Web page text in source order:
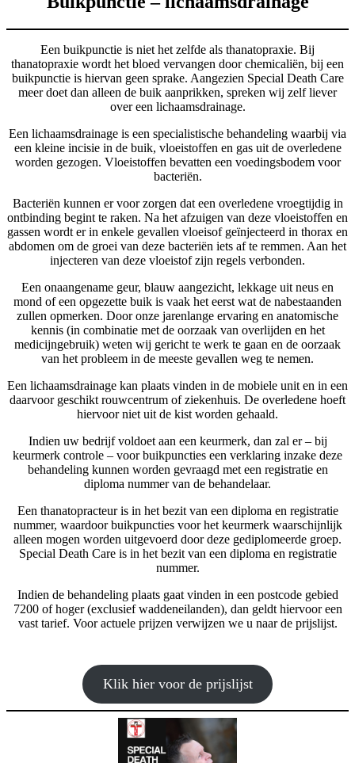
Een buikpunctie is niet het zelfde als thanatopraxie. Bij
thanatopraxie wordt het bloed vervangen door chemicaliën, bij een
buikpunctie is hiervan geen sprake. Aangezien Special Death Care
meer doet dan alleen de buik aanprikken, spreken wij zelf liever
over een lichaamsdrainage.
Een lichaamsdrainage is een specialistische behandeling waarbij via
een kleine incisie in de buik, vloeistoffen en gas uit de overledene
worden gezogen. Vloeistoffen bevatten een voedingsbodem voor
bacteriën.
Bacteriën kunnen er voor zorgen dat een overledene vroegtijdig in
ontbinding begint te raken. Na het afzuigen van deze vloeistoffen en
gassen wordt er in enkele gevallen vloeisof geïnjecteerd in thorax en
abdomen om de groei van deze bacteriën iets af te remmen. Aan het
injecteren van deze vloeistof zijn regels verbonden.
Een onaangename geur, blauw aangezicht, lekkage uit neus en
mond of een opgezette buik is vaak het eerst wat de nabestaanden
zullen opmerken. Door onze jarenlange ervaring en anatomische
kennis (in combinatie met de oorzaak van overlijden en het
medicijngebruik) weten wij gericht te werk te gaan en de oorzaak
van het probleem in de meeste gevallen weg te nemen.
Een lichaamsdrainage kan plaats vinden in de mobiele unit en in een
daarvoor geschikt rouwcentrum of ziekenhuis. De overledene hoeft
hiervoor niet uit de kist worden gehaald.
Indien uw bedrijf voldoet aan een keurmerk, dan zal er – bij
keurmerk controle – voor buikpuncties een verklaring inzake deze
behandeling kunnen worden gevraagd met een registratie en
diploma nummer van de behandelaar.
Een thanatopracteur is in het bezit van een diploma en registratie
nummer, waardoor buikpuncties voor het keurmerk waarschijnlijk
alleen mogen worden uitgevoerd door deze gediplomeerde groep.
Special Death Care is in het bezit van een diploma en registratie
nummer.
Indien de behandeling plaats gaat vinden in een postcode gebied
7200 of hoger (exclusief waddeneilanden), dan geldt hiervoor een
vast tarief. Voor actuele prijzen verwijzen we u naar de prijslijst.
Klik hier voor de prijslijst